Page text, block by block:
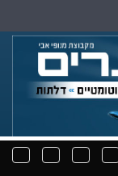
תפריטתפריט ניווט